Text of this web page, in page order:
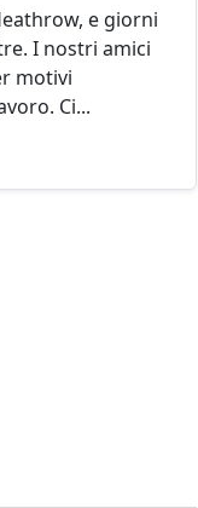
e giorni
I nostri amici
motivi
Ci...